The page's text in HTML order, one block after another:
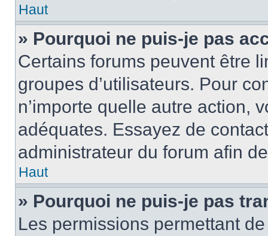
Haut
» Pourquoi ne puis-je pas
Certains forums peuvent être
groupes d’utilisateurs. Pour
n’importe quelle autre action,
adéquates. Essayez de
administrateur du forum afin
Haut
» Pourquoi ne puis-je pas
Les permissions permettant